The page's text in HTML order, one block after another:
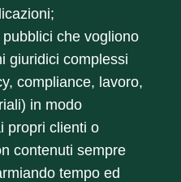
che vogliono
giuridici complessi
compliance, lavoro,
in modo
propri clienti o
contenuti sempre
tempo ed